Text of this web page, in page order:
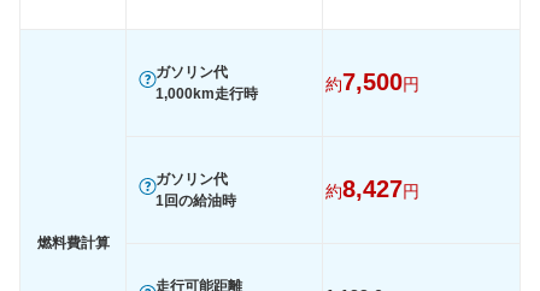
装備詳細を見る 装備詳細を見る
燃料費計算
ガソリン代
1,000km走行時
約7,500円
ガソリン代
1回の給油時
約8,427円
走行可能距離